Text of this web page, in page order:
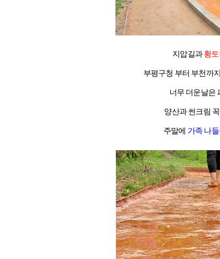
지압길과황
부평구청 부터 부천까
너무 더운날은
양산과 썬크림
주말에 가족 나